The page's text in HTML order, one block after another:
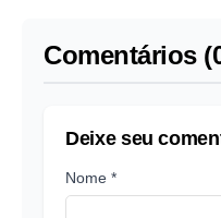
Comentários
Deixe seu
Nome *